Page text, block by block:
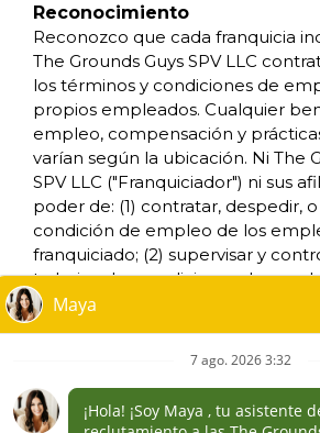
ACCESIBILIDAD
NO VENDAS MI
SUS DERECHOS DE
*Todos los negocios
de propiedad y
independiente, operan bajo
marcas registradas, nombres
insignias, emblemas, lemas, u
origen de las marcas de
dentro de un área geográfica
Solamente el negocio
propiedad y funcionamiento
autoridad con su negocio, y
Reconocimiento
Reconozco que cada franquicia
The Grounds Guys SPV LLC
los términos y condiciones de
propios empleados. Cualquier
empleo, compensación y
varían según la ubicación. Ni The
SPV LLC ("Franquiciador") ni sus
poder de: (1) contratar, despedir,
condición de empleo de los
franquiciado; (2) supervisar y
trabajo o las condiciones de
del franquiciado; (3) determinar la
método de pago; o (4) aceptar,
los expedientes de empleo del
Grounds Guys SPV LLC NO es el
empleador conjunto para: (i)
oportunidades de trabajo